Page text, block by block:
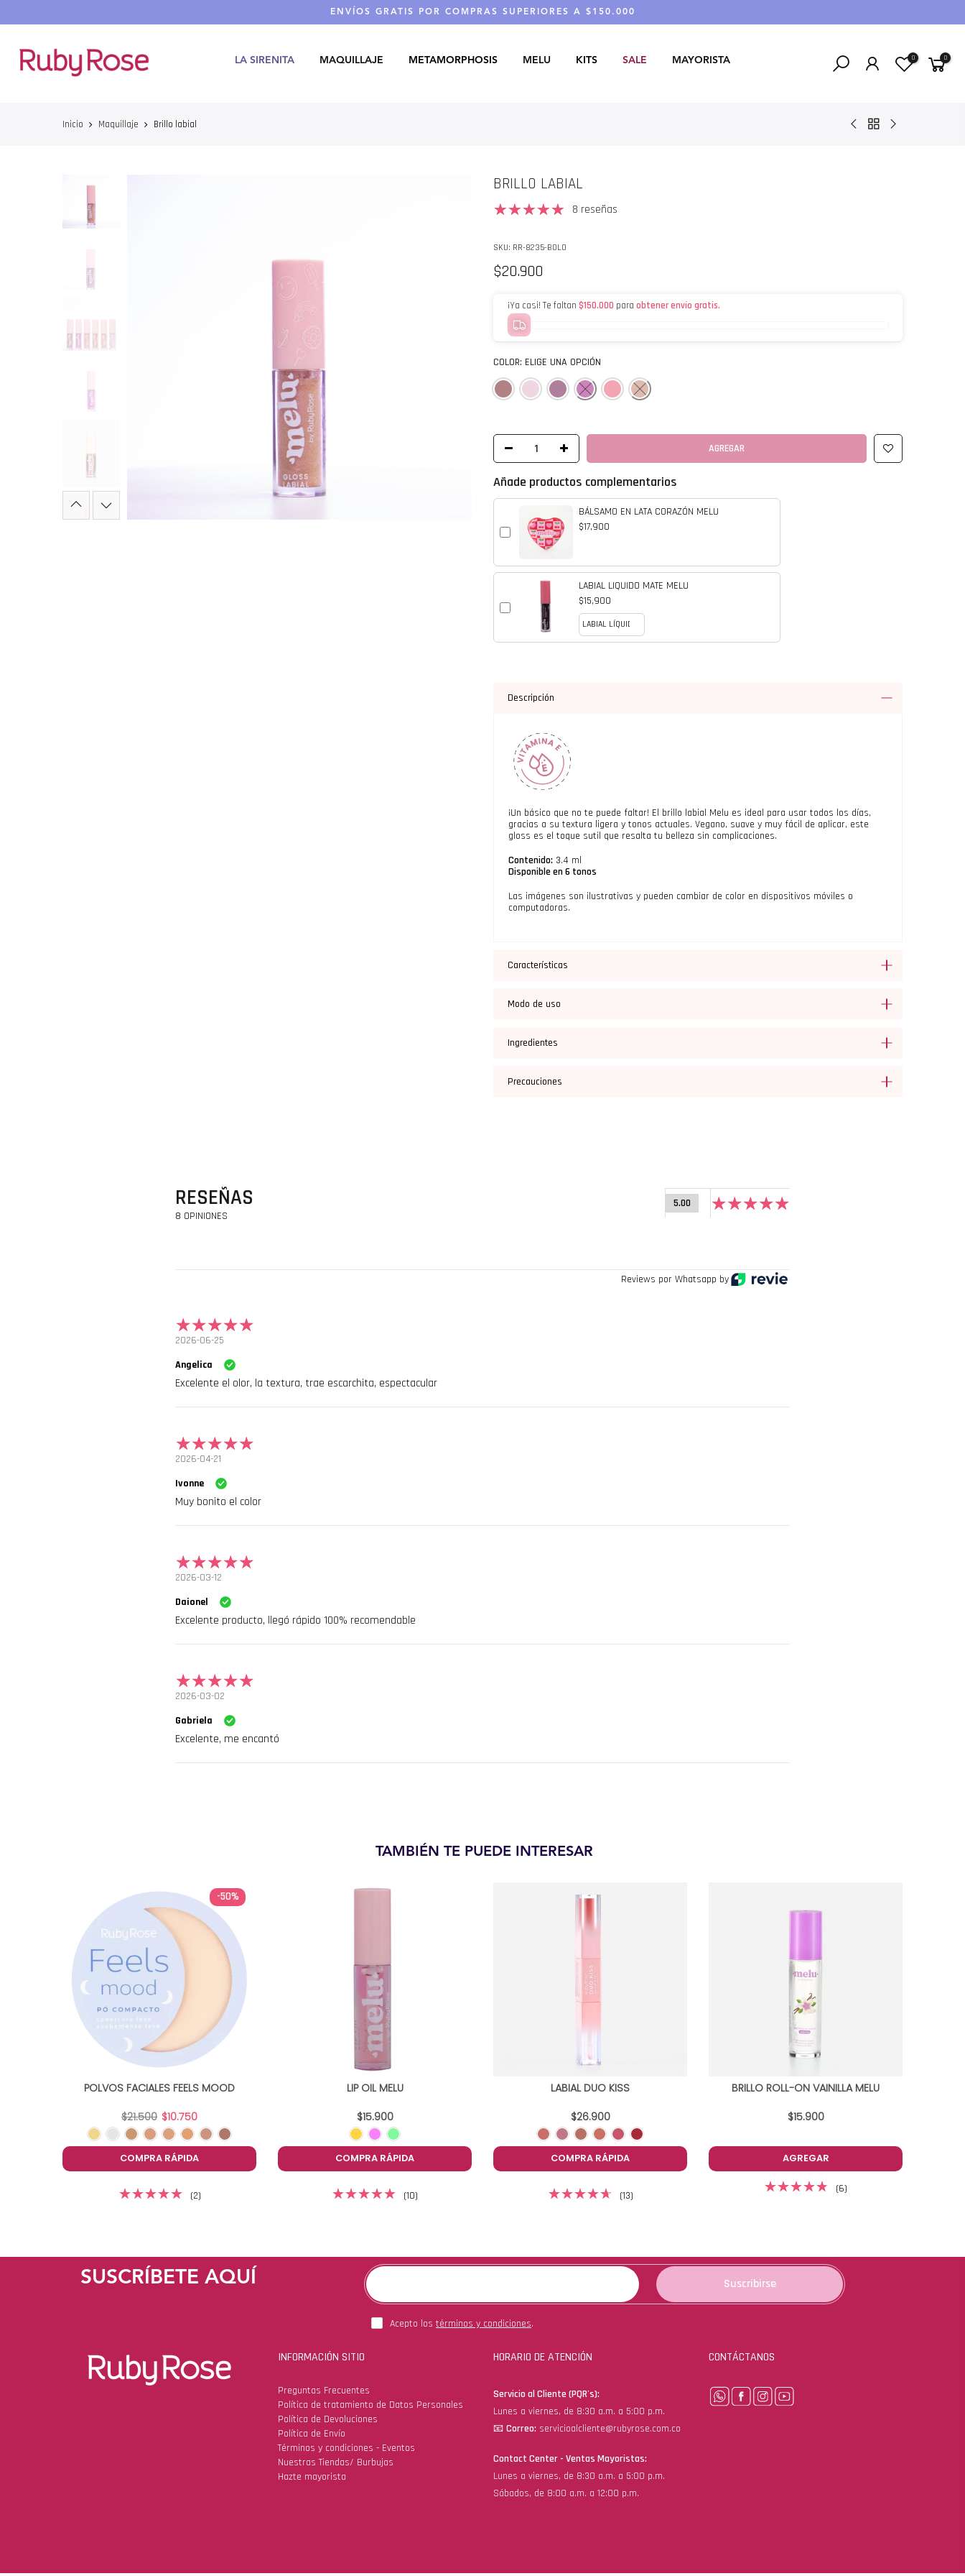
contenido
ENVÍOS GRATIS POR COMPRAS SUPERIORES A $150.000
LA SIRENITA MAQUILLAJE METAMORPHOSIS MELU KITS SALE MAYORISTA 0 0
Inicio Maquillaje Brillo labial
BRILLO LABIAL
8 reseñas
SKU: RR-8235-BOLO
$20.900
¡Ya casi! Te faltan $150.000 para obtener envío gratis.
COLOR: ELIGE UNA OPCIÓN
AGREGAR
Añade productos complementarios
BÁLSAMO EN LATA CORAZÓN MELU
$17,900
LABIAL LIQUIDO MATE MELU
$15,900
Descripción
¡Un básico que no te puede faltar! El brillo labial Melu es ideal para usar todos los días,
gracias a su textura ligera y tonos actuales. Vegano, suave y muy fácil de aplicar, este
gloss es el toque sutil que resalta tu belleza sin complicaciones.
Contenido: 3.4 ml
Disponible en 6 tonos
Las imágenes son ilustrativas y pueden cambiar de color en dispositivos móviles o
computadoras.
Características
Modo de uso
Ingredientes
Precauciones
RESEÑAS
8 OPINIONES
5.00
Reviews por Whatsapp by
2026-06-25
Angelica
Excelente el olor, la textura, trae escarchita, espectacular
2026-04-21
Ivonne
Muy bonito el color
2026-03-12
Daionel
Excelente producto, llegó rápido 100% recomendable
2026-03-02
Gabriela
Excelente, me encantó
TAMBIÉN TE PUEDE INTERESAR
-50%
POLVOS FACIALES FEELS MOOD
$21.500 $10.750
COMPRA RÁPIDA
(2)
LIP OIL MELU
$15.900
COMPRA RÁPIDA
(10)
LABIAL DUO KISS
$26.900
COMPRA RÁPIDA
(13)
BRILLO ROLL-ON VAINILLA MELU
$15.900
AGREGAR
(6)
SUSCRÍBETE AQUÍ Suscribirse
Acepto los términos y condiciones.
INFORMACIÓN SITIO
Preguntas Frecuentes
Política de tratamiento de Datos Personales
Política de Devoluciones
Política de Envío
Términos y condiciones - Eventos
Nuestras Tiendas/ Burbujas
Hazte mayorista
HORARIO DE ATENCIÓN
Servicio al Cliente (PQR's):
Lunes a viernes, de 8:30 a.m. a 5:00 p.m.
📧 Correo: servicioalcliente@rubyrose.com.co
Contact Center - Ventas Mayoristas:
Lunes a viernes, de 8:30 a.m. a 5:00 p.m.
Sábados, de 8:00 a.m. a 12:00 p.m.
CONTÁCTANOS